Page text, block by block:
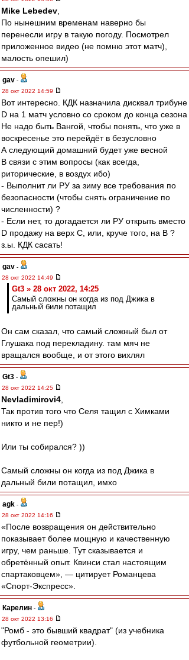
Mike Lebedev
По нынешним временам наверно бы
перенесли игру в такую погоду. Посмотрел
приложенное видео (не помню этот матч),
малость опешил)
gav -
28 окт 2022 14:59
Вот интересно. КДК назначила дисквал трибуне
D на 1 матч условно со сроком до конца сезона
Не надо быть Вангой, чтобы понять, что уже в
воскресенье это перейдёт в безусловно
А следующий домашний будет уже весной
В связи с этим вопросы (как всегда,
риторические, в воздух ибо)
- Выполнит ли РУ за зиму все требования по
безопасности (чтобы снять ограничение по
численности) ?
- Если нет, то догадается ли РУ открыть вместо
D продажу на верх С, или, круче того, на B ?
з.ы. КДК сасать!
gav -
28 окт 2022 14:49
Gt3 » 28 окт 2022, 14:25
Самый сложны он когда из под Джика в
дальный били потащил
Он сам сказал, что самый сложный был от
Глушака под перекладину. там мяч не
вращался вообще, и от этого вихлял
Gt3 -
28 окт 2022 14:25
Nevladimirovi4
Так против того что Селя тащил с Химками
никто и не пер!)
Или ты собирался? ))
Самый сложны он когда из под Джика в
дальный били потащил, имхо
agk -
28 окт 2022 14:16
«После возвращения он действительно
показывает более мощную и качественную
игру, чем раньше. Тут сказывается и
обретённый опыт. Квинси стал настоящим
спартаковцем», — цитирует Романцева
«Спорт-Экспресс».
Карелин -
28 окт 2022 13:16
"Ромб - это бывший квадрат" (из учебника
футбольной геометрии).